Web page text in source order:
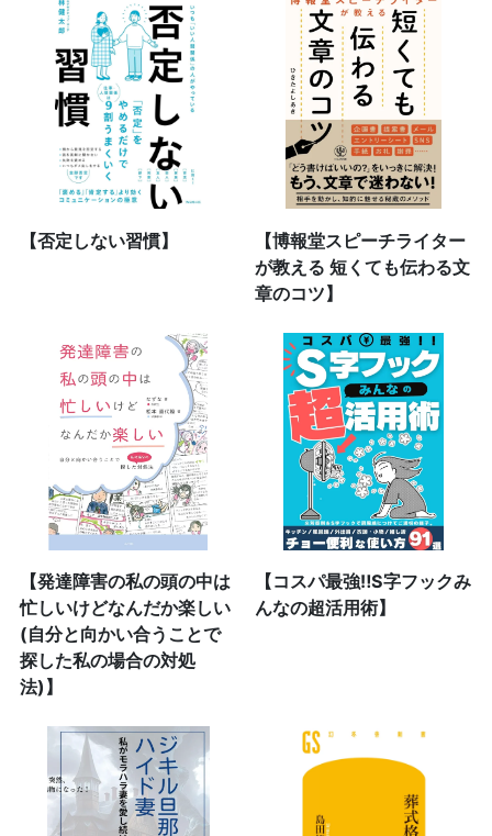
【否定しない習慣】
【博報堂スピーチライター
が教える 短くても伝わる文
章のコツ】
【発達障害の私の頭の中は
忙しいけどなんだか楽しい
(自分と向かい合うことで
探した私の場合の対処
法)】
【コスパ最強‼S字フックみ
んなの超活用術】